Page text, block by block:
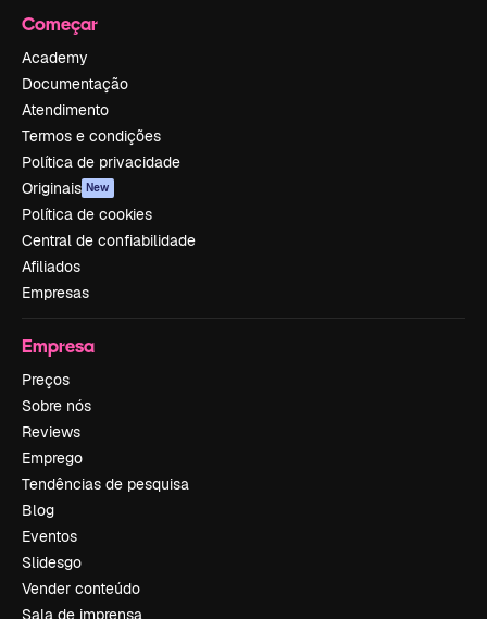
Começar
Academy
Documentação
Atendimento
Termos e condições
Política de privacidade
Originais New
Política de cookies
Central de confiabilidade
Afiliados
Empresas
Empresa
Preços
Sobre nós
Reviews
Emprego
Tendências de pesquisa
Blog
Eventos
Slidesgo
Vender conteúdo
Sala de imprensa